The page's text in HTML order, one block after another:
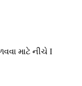
માટે નીચે I